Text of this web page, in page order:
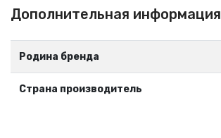
Дополнительная информация
Родина бренда
Страна производитель